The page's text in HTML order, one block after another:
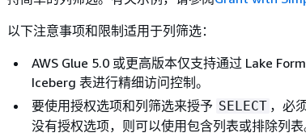
以下注意事项和限制适用于列筛选：
AWS Glue 5.0 或更高版本仅支持通过 Lake
Iceberg 表进行精细访问控制。
要使用授权选项和列筛选来授予 SELECT ，必
没有授权选项，则可以使用包含列表或排除列表